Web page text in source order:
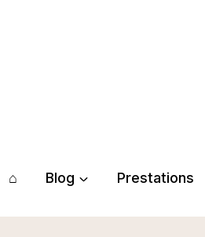
⌂ Blog Prestations